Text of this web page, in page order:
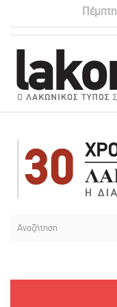
Πέμπτη